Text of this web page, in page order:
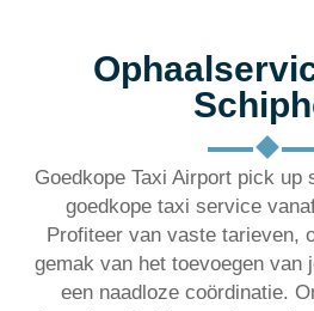
Goedkope Taxi Airport pick up
goedkope taxi service
Profiteer van vaste tarieven,
gemak van het toevoegen van
een naadloze coördinatie.